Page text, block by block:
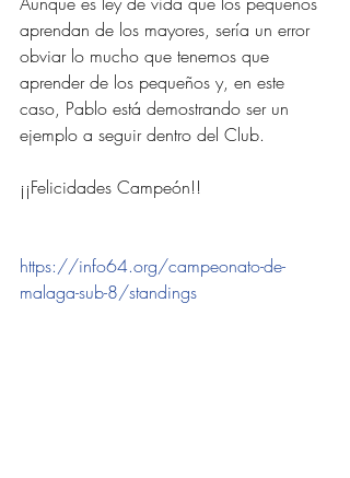
aprendan de los mayores, sería un error
obviar lo mucho que tenemos que
aprender de los pequeños y, en este
caso, Pablo está demostrando ser un
ejemplo a seguir dentro del Club.
¡¡Felicidades Campeón!!
https://info64.org/campeonato-de-
malaga-sub-8/standings